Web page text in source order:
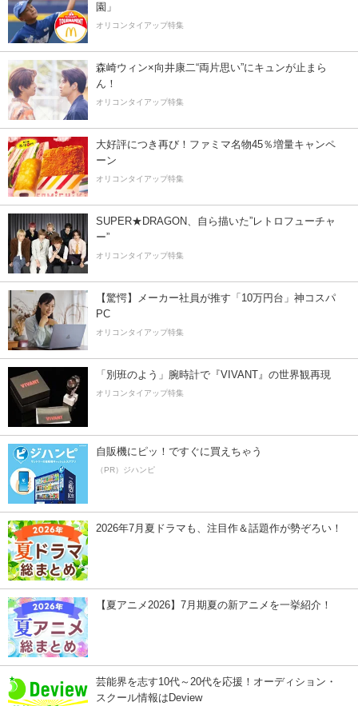
園」
オリコンタイアップ特集
森崎ウィン×向井康二“両片思い”にキュンが止まら
ん！
オリコンタイアップ特集
大好評につき再び！ファミマ名物45％増量キャンペ
ーン
オリコンタイアップ特集
SUPER★DRAGON、自ら描いた”レトロフューチャ
ー”
オリコンタイアップ特集
【驚愕】メーカー社員が推す「10万円台」神コスパ
PC
オリコンタイアップ特集
「別班のよう」腕時計で『VIVANT』の世界観再現
オリコンタイアップ特集
自販機にピッ！ですぐに買えちゃう
（PR）ジハンピ
2026年7月夏ドラマも、注目作＆話題作が勢ぞろい！
【夏アニメ2026】7月期夏の新アニメを一挙紹介！
芸能界を志す10代～20代を応援！オーディション・
スクール情報はDeview